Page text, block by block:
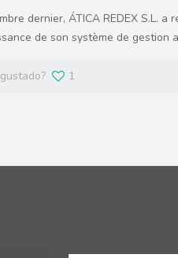
dernier, ÁTICA REDEX S.L. a
de son système de gestion
1